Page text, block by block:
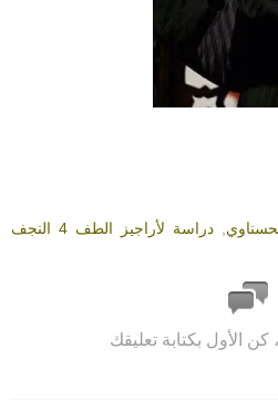
دراسة لأراجيز الطف 4 النجف
كن الأول بكتابة تعليقك